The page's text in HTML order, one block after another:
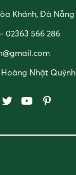
Khánh, Đà Nẵng
– 02363 566 286
Nhật Quỳnh